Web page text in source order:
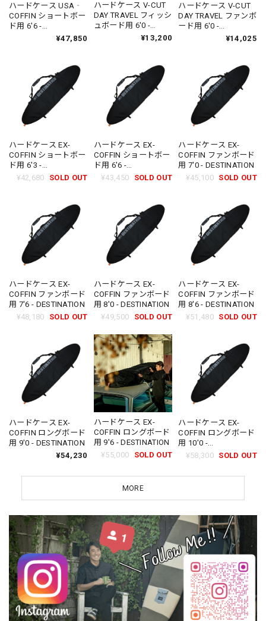
ハードケース USA‐
COFFIN ショートボー
ド用 6'6 -
DESTINATION¥47,850
ハードケース V-CUT
DAY TRAVEL フィッシ
ュボード用 6'0 -
DESTINATION¥13,200
ハードケース V-CUT
DAY TRAVEL ファンボ
ード用 6'0 -
DESTINATION¥14,025
ハードケース EX-
COFFIN ショートボー
ド用 6'3 -
DESTINATION
¥42,680 SOLD OUT
ハードケース EX-
COFFIN ショートボー
ド用 6'6 -
DESTINATION
¥43,450 SOLD OUT
ハードケース EX-
COFFIN ファンボード
用 7'0 - DESTINATION
¥45,100 SOLD OUT
ハードケース EX-
COFFIN ファンボード
用 7'6 - DESTINATION
¥48,180
SOLD OUT
ハードケース EX-
COFFIN ファンボード
用 8'0 - DESTINATION
¥49,500
SOLD OUT
ハードケース EX-
COFFIN ファンボード
用 8'6 - DESTINATION
¥51,480 SOLD OUT
ハードケース EX-
COFFIN ロングボード
用 9'0 - DESTINATION
¥54,230
ハードケース EX-
COFFIN ロングボード
用 9'6 - DESTINATION
¥55,000
SOLD OUT
ハードケース EX-
COFFIN ロングボード
用 10'0 -
DESTINATION
¥58,300 SOLD OUT
MORE